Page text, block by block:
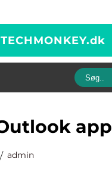
TECHMONKEY.dk
outlook app
admin